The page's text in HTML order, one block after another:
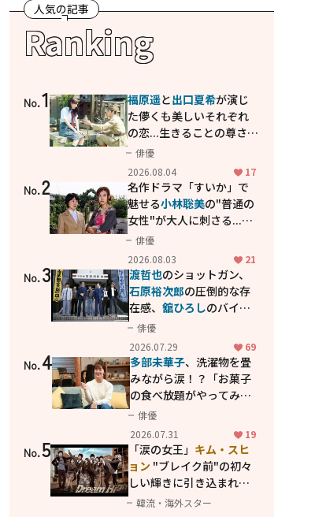
人気の記事
Ranking
No.1 福原遥と出口夏希が演じ
た儚くも美しいそれぞれ
の恋...生きることの尊さを
教えてくれた映画「あの
花が咲く丘で、君とまた出
会えたら。」
俳優
2026.08.04
17
No.2
名作ドラマ「すいか」で
魅せる小林聡美の"普通の
女性"が大人に刺さる...映
画「かもめ食堂」にも通
じる静かな芝居
俳優
2026.08.03
21
No.3 渡哲也のショットガン、
石原裕次郎の圧倒的な存
在感、舘ひろしのバイク
アクション！"大門軍
団"のカッコよさが詰まっ
た「西部警察 PART-II」
俳優
2026.07.29
69
No.4 多部未華子、洗濯物を畳
みながら涙！？「お菓子
の食べ放題がやってみた
い」ハンディファン4台の
暑さ対策も明かす
俳優
2026.07.31
19
No.5 「涙の女王」 キム・スヒ
ョン "ブレイク前"の初々
しい輝きに引き込まれ
る...2PM テギョン
韓流・海外スター